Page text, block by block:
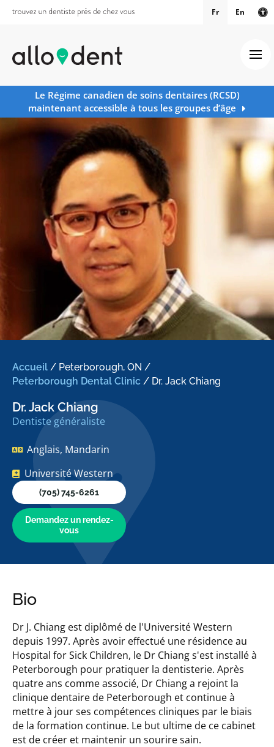
Fr En
Le Régime canadien de soins dentaires (RCSD)
maintenant accessible à tous les groupes d’âge
Accueil / Peterborough, ON /
Peterborough Dental Clinic / Dr. Jack Chiang
Dr. Jack Chiang
Dentiste généraliste
Anglais, Mandarin
Université Western
(705) 745-6261
Demandez un rendez-
vous
Bio
Dr J. Chiang est diplômé de l'Université Western
depuis 1997. Après avoir effectué une résidence au
Hospital for Sick Children, le Dr Chiang s'est installé à
Peterborough pour pratiquer la dentisterie. Après
quatre ans comme associé, Dr Chiang a rejoint la
clinique dentaire de Peterborough et continue à
mettre à jour ses compétences cliniques par le biais
de la formation continue. Le but ultime de ce cabinet
est de créer et maintenir un sourire sain.